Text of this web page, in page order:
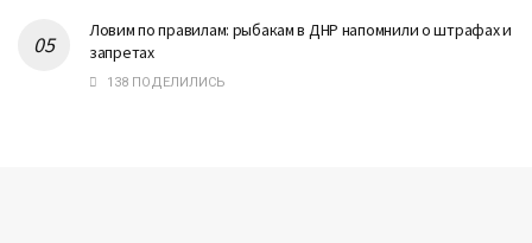
Ловим по правилам: рыбакам в ДНР напомнили о штрафах и
запретах
138 ПОДЕЛИЛИСЬ